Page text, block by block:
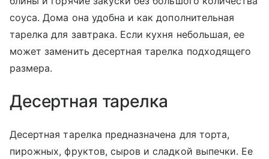
соуса. Дома она удобна и как дополнительная
тарелка для завтрака. Если кухня небольшая, ее
может заменить десертная тарелка подходящего
размера.
Десертная тарелка
Десертная тарелка предназначена для торта,
пирожных, фруктов, сыров и сладкой выпечки. Ее